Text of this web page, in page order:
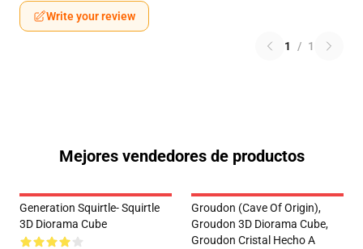
Write your review
1 / 1
Mejores vendedores de productos
Generation Squirtle- Squirtle
3D Diorama Cube
Groudon (Cave Of Origin),
Groudon 3D Diorama Cube,
Groudon Cristal Hecho A